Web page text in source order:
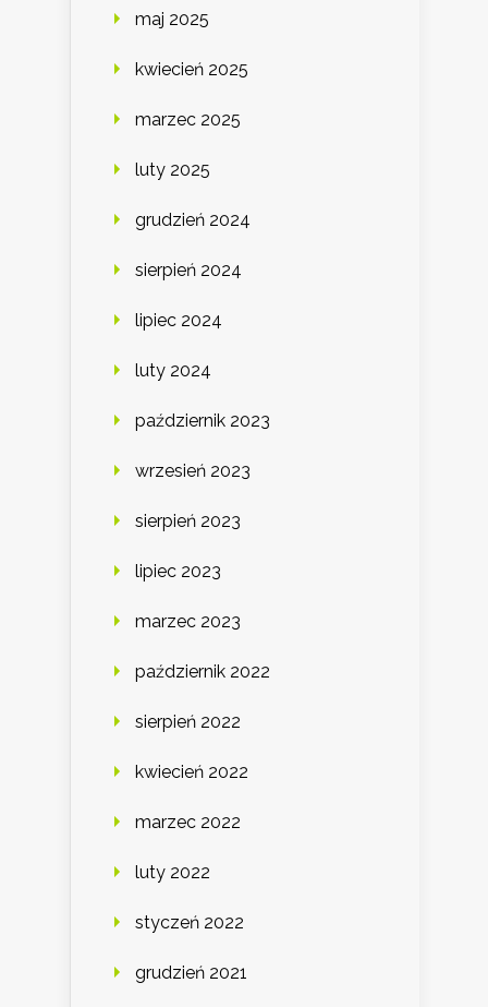
maj 2025
kwiecień 2025
marzec 2025
luty 2025
grudzień 2024
sierpień 2024
lipiec 2024
luty 2024
październik 2023
wrzesień 2023
sierpień 2023
lipiec 2023
marzec 2023
październik 2022
sierpień 2022
kwiecień 2022
marzec 2022
luty 2022
styczeń 2022
grudzień 2021